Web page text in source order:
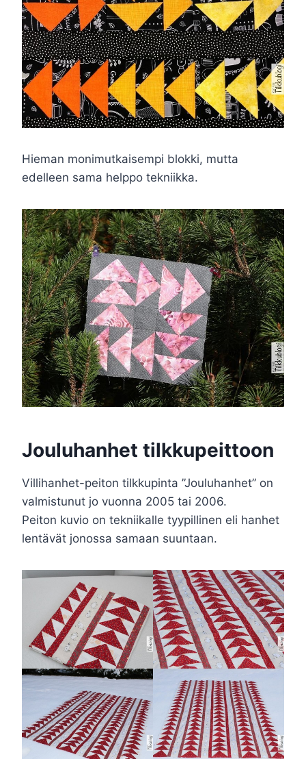
Hieman monimutkaisempi blokki, mutta
edelleen sama helppo tekniikka.
Jouluhanhet tilkkupeittoon
Villihanhet-peiton tilkkupinta ”Jouluhanhet” on
valmistunut jo vuonna 2005 tai 2006.
Peiton kuvio on tekniikalle tyypillinen eli hanhet
lentävät jonossa samaan suuntaan.